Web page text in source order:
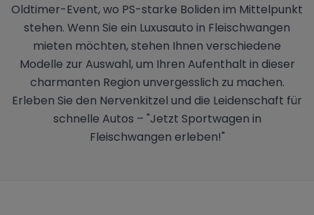
Oldtimer-Event, wo PS-starke Boliden im Mittelpunkt
stehen. Wenn Sie ein Luxusauto in Fleischwangen
mieten möchten, stehen Ihnen verschiedene
Modelle zur Auswahl, um Ihren Aufenthalt in dieser
charmanten Region unvergesslich zu machen.
Erleben Sie den Nervenkitzel und die Leidenschaft für
schnelle Autos – "Jetzt Sportwagen in
Fleischwangen erleben!"